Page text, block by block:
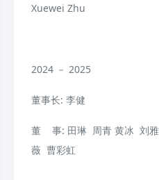
Xuewei Zhu
2024 － 2025
董事长: 李健
董 事: 田琳 周青 黄冰 刘
薇 曹彩虹